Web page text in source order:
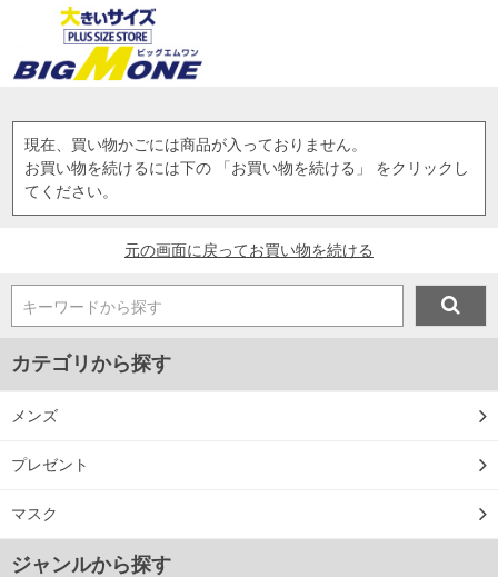
現在、買い物かごには商品が入っておりません。
お買い物を続けるには下の 「お買い物を続ける」 をクリックし
てください。
元の画面に戻ってお買い物を続ける
キーワードから探す
カテゴリから探す
メンズ
プレゼント
マスク
ジャンルから探す